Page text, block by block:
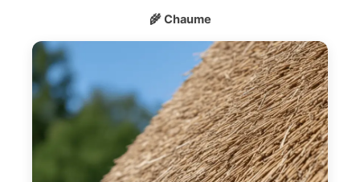
🌾 Chaume